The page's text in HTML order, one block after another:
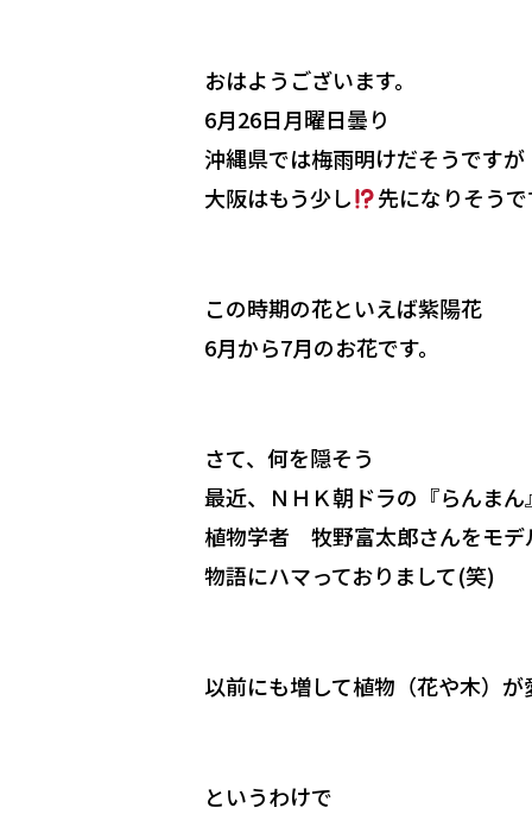
おはようございます。
6月26日月曜日曇り
沖縄県では梅雨明けだそうですが
大阪はもう少し
先になりそう
この時期の花といえば紫陽花
6月から7月のお花です。
さて、何を隠そう
最近、ＮＨＫ朝ドラの『らんまん
植物学者 牧野富太郎さんをモデ
物語にハマっておりまして(笑)
以前にも増して植物（花や木）
というわけで